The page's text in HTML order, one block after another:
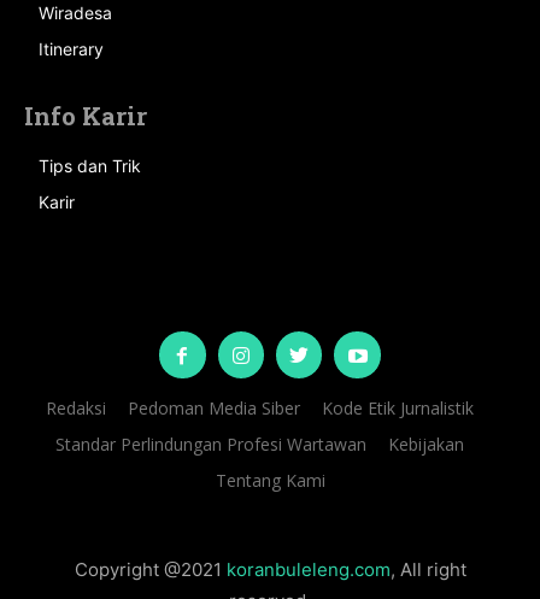
Wiradesa
Itinerary
Info Karir
Tips dan Trik
Karir
Redaksi Pedoman Media Siber
Kode Etik Jurnalistik
Standar Perlindungan Profesi Wartawan
Kebijakan
Tentang Kami
Copyright @2021 koranbuleleng.com, All right